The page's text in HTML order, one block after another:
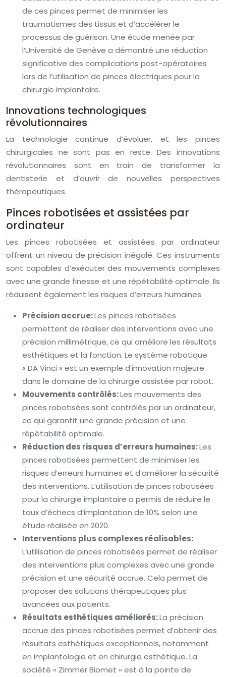
de ces pinces permet de minimiser les
traumatismes des tissus et d’accélérer le
processus de guérison. Une étude menée par
l’Université de Genève a démontré une réduction
significative des complications post-opératoires
lors de l’utilisation de pinces électriques pour la
chirurgie implantaire.
Innovations technologiques
révolutionnaires
La technologie continue d’évoluer, et les pinces
chirurgicales ne sont pas en reste. Des innovations
révolutionnaires sont en train de transformer la
dentisterie et d’ouvrir de nouvelles perspectives
thérapeutiques.
Pinces robotisées et assistées par
ordinateur
Les pinces robotisées et assistées par ordinateur
offrent un niveau de précision inégalé. Ces instruments
sont capables d’exécuter des mouvements complexes
avec une grande finesse et une répétabilité optimale. Ils
réduisent également les risques d’erreurs humaines.
Précision accrue:Les pinces robotisées
permettent de réaliser des interventions avec une
précision millimétrique, ce qui améliore les résultats
esthétiques et la fonction. Le système robotique
« DA Vinci » est un exemple d’innovation majeure
dans le domaine de la chirurgie assistée par robot.
Mouvements contrôlés:Les mouvements des
pinces robotisées sont contrôlés par un ordinateur,
ce qui garantit une grande précision et une
répétabilité optimale.
Réduction des risques d’erreurs humaines:Les
pinces robotisées permettent de minimiser les
risques d’erreurs humaines et d’améliorer la sécurité
des interventions. L’utilisation de pinces robotisées
pour la chirurgie implantaire a permis de réduire le
taux d’échecs d’implantation de 10% selon une
étude réalisée en 2020.
Interventions plus complexes réalisables:
L’utilisation de pinces robotisées permet de réaliser
des interventions plus complexes avec une grande
précision et une sécurité accrue. Cela permet de
proposer des solutions thérapeutiques plus
avancées aux patients.
Résultats esthétiques améliorés:La précision
accrue des pinces robotisées permet d’obtenir des
résultats esthétiques exceptionnels, notamment
en implantologie et en chirurgie esthétique. La
société « Zimmer Biomet » est à la pointe de